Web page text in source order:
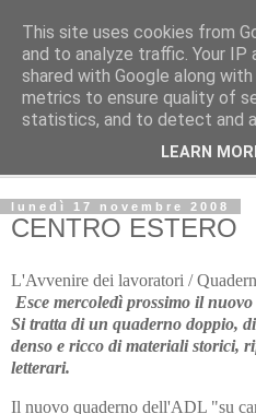
L'Avvenire
Cultura
lunedì 17 novembre 2008
CENTRO ESTERO
L'Avvenire dei lavoratori /
Esce mercoledì prossimo il
Si tratta di un quaderno doppio,
denso e ricco di materiali storici,
letterari.
Il nuovo quaderno dell'ADL "su
This site uses cookies from
and to analyze traffic. Your IP
shared with Google along
metrics to ensure quality of
statistics, and to detect and
LEARN